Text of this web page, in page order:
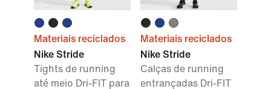
Materiais reciclados
Nike Stride
Tights de running
até meio Dri-FIT para
Materiais reciclados
Nike Stride
Calças de running
entrançadas Dri-FIT